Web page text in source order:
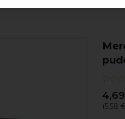
(5,58 €